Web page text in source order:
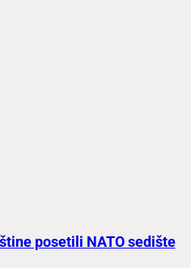
posetili NATO sedište